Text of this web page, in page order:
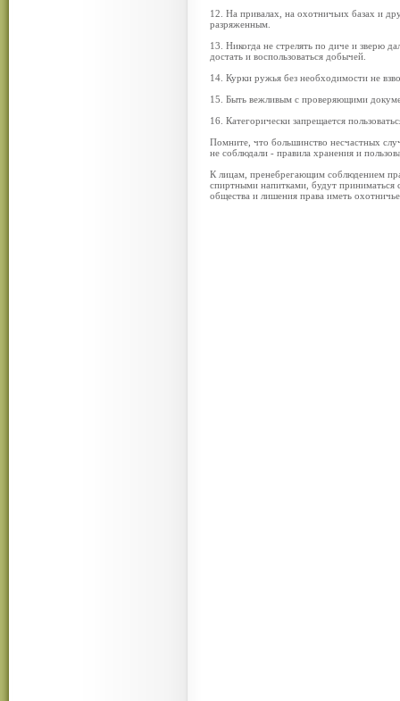
12. На привалах, на охотничьих базах и
разряженным.
13. Никогда не стрелять по диче и зверю
достать и воспользоваться добычей.
14. Курки ружья без необходимости не
15. Быть вежливым с проверяющими
16. Категорически запрещается
Помните, что большинство несчастных
не соблюдали - правила хранения и
К лицам, пренебрегающим соблюдением
спиртными напитками, будут приниматься
общества и лишения права иметь